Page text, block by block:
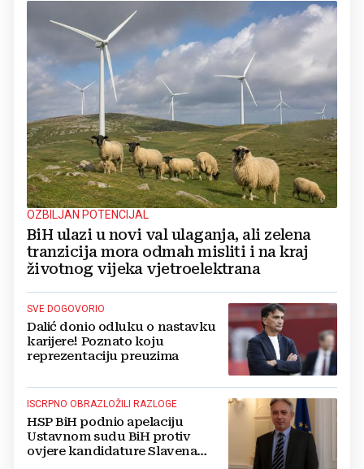
OZBILJAN POTENCIJAL
BiH ulazi u novi val ulaganja, ali zelena
tranzicija mora odmah misliti i na kraj
životnog vijeka vjetroelektrana
SVE DOGOVORIO
Dalić donio odluku o nastavku
karijere! Poznato koju
reprezentaciju preuzima
ISCRPNO OBRAZLOŽILI RAZLOGE
HSP BiH podnio apelaciju
Ustavnom sudu BiH protiv
ovjere kandidature Slavena